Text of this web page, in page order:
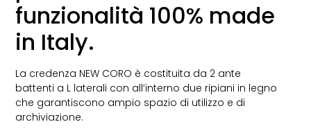
funzionalità 100% made
in Italy.
La credenza NEW CORO è costituita da 2 ante
battenti a L laterali con all’interno due ripiani in legno
che garantiscono ampio spazio di utilizzo e di
archiviazione.